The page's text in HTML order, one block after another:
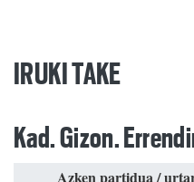
IRUKI TAKE
Kad. Gizon.
Azken partidua /